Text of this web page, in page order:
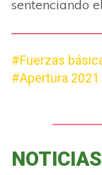
sentenciando
#Fuerzas
#Apertura 2021